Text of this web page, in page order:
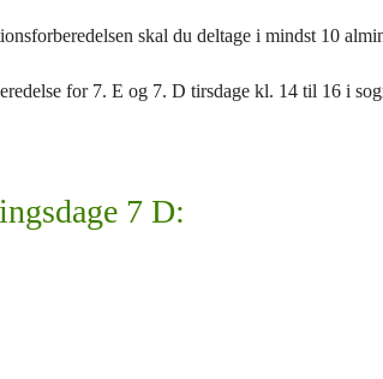
skal du deltage i mindst 10
for 7. E og 7. D tirsdage kl. 14 til 16 i
7 D: